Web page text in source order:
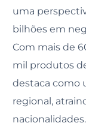
uma
bilhões em
Com mais de
mil produtos
destaca como
regional,
nacionalidades.